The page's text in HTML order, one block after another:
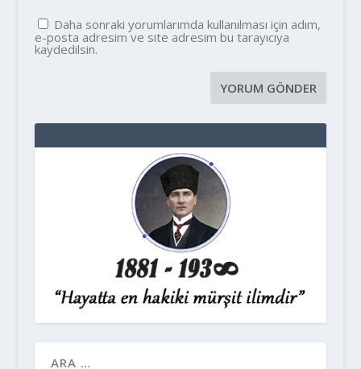
Daha sonraki yorumlarımda kullanılması için adım,
e-posta adresim ve site adresim bu tarayıcıya
kaydedilsin.